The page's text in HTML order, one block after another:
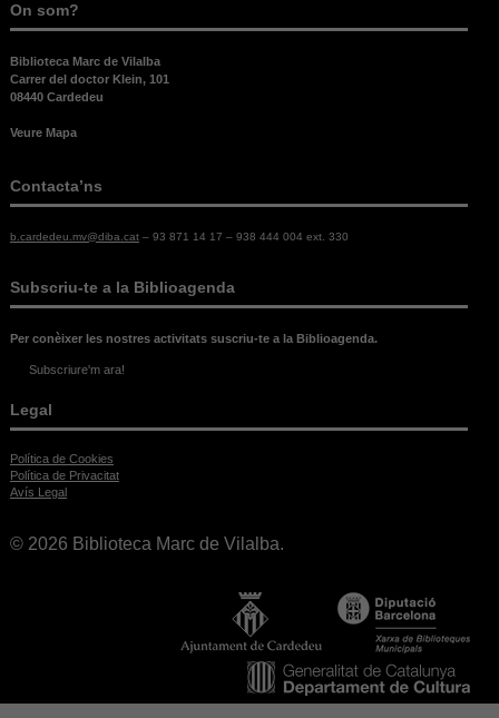
On som?
Biblioteca Marc de Vilalba
Carrer del doctor Klein, 101
08440 Cardedeu
Veure Mapa
Contacta’ns
b.cardedeu.mv@diba.cat– 93 871 14 17 – 938 444 004 ext. 330
Subscriu-te a la Biblioagenda
Per conèixer les nostres activitats suscriu-te a la Biblioagenda.
Subscriure'm ara!
Legal
Política de Cookies
Política de Privacitat
Avís Legal
© 2026 Biblioteca Marc de Vilalba.
necessàries
aquestes
Experiència
possible
desapareixerà
del lloc web.